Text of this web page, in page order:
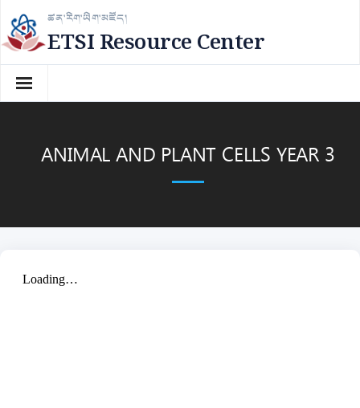
Skip
to
content
ཚན་རིག་ཡིག་མཛོད།
ETSI Resource Center
ANIMAL AND PLANT CELLS YEAR 3